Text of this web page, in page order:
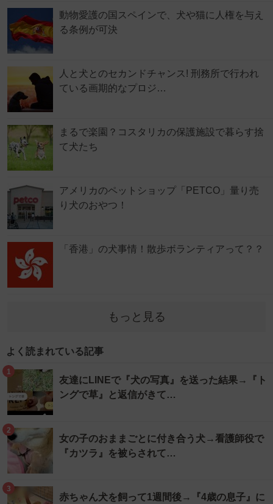
動物愛護の国スペインで、犬や猫に人権を与え
る条例が可決
人と犬とのセカンドチャンス! 刑務所で行われ
ている画期的なプロジ…
まるで楽園？コスタリカの保護施設で暮らす捨
て犬たち
アメリカのペットショップ「PETCO」量り売
り犬のおやつ！
「香港」の犬事情！散歩ボランティアって？？
もっと見る
よく読まれている記事
1
友達にLINEで『犬の写真』を送った結果→『ト
ングで草』と返信がきて…
2
女の子のおままごとに付き合う犬→看護師役で
『カツラ』を被らされて…
3
赤ちゃん犬を飼って1週間後→『4歳の息子』に